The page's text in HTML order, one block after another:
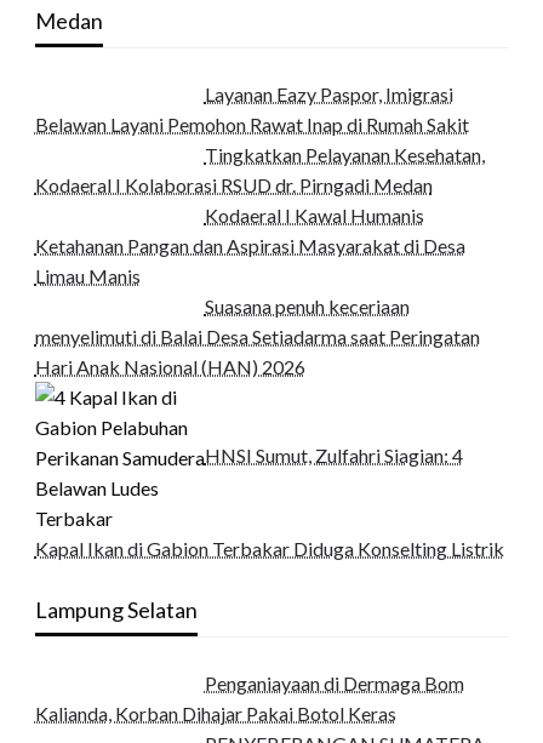
Medan
Layanan Eazy Paspor, Imigrasi
Belawan Layani Pemohon Rawat Inap di Rumah Sakit
Tingkatkan Pelayanan Kesehatan,
Kodaeral I Kolaborasi RSUD dr. Pirngadi Medan‎
Kodaeral I Kawal Humanis
Ketahanan Pangan dan Aspirasi Masyarakat di Desa
Limau Manis
Suasana penuh keceriaan
menyelimuti di Balai Desa Setiadarma saat Peringatan
Hari Anak Nasional (HAN) 2026
HNSI Sumut, Zulfahri Siagian: 4
Kapal Ikan di Gabion Terbakar Diduga Konselting Listrik
Lampung Selatan
Penganiayaan di Dermaga Bom
Kalianda, Korban Dihajar Pakai Botol Keras